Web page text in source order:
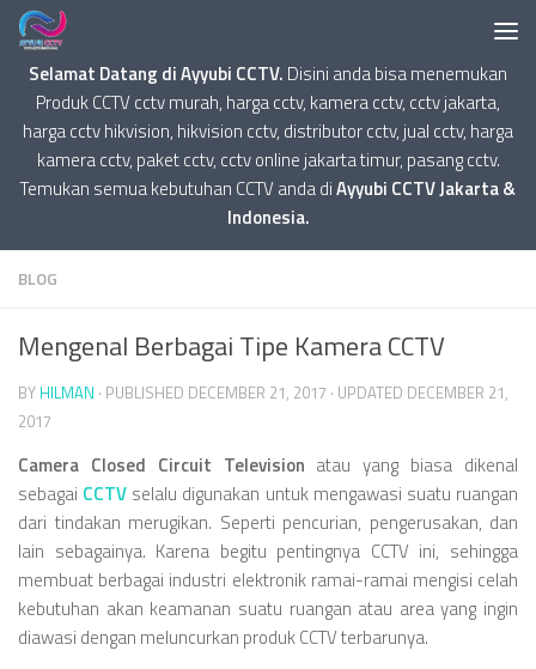
Selamat Datang di Ayyubi CCTV. Disini anda bisa menemukan
Produk CCTV cctv murah, harga cctv, kamera cctv, cctv jakarta,
harga cctv hikvision, hikvision cctv, distributor cctv, jual cctv, harga
kamera cctv, paket cctv, cctv online jakarta timur, pasang cctv.
Temukan semua kebutuhan CCTV anda diAyyubi CCTV Jakarta &
Indonesia.
BLOG
Mengenal Berbagai Tipe Kamera CCTV
BY HILMAN · PUBLISHED DECEMBER 21, 2017 · UPDATED DECEMBER 21,
2017
Camera Closed Circuit Television atau yang biasa dikenal
sebagai CCTV selalu digunakan untuk mengawasi suatu ruangan
dari tindakan merugikan. Seperti pencurian, pengerusakan, dan
lain sebagainya. Karena begitu pentingnya CCTV ini, sehingga
membuat berbagai industri elektronik ramai-ramai mengisi celah
kebutuhan akan keamanan suatu ruangan atau area yang ingin
diawasi dengan meluncurkan produk CCTV terbarunya.